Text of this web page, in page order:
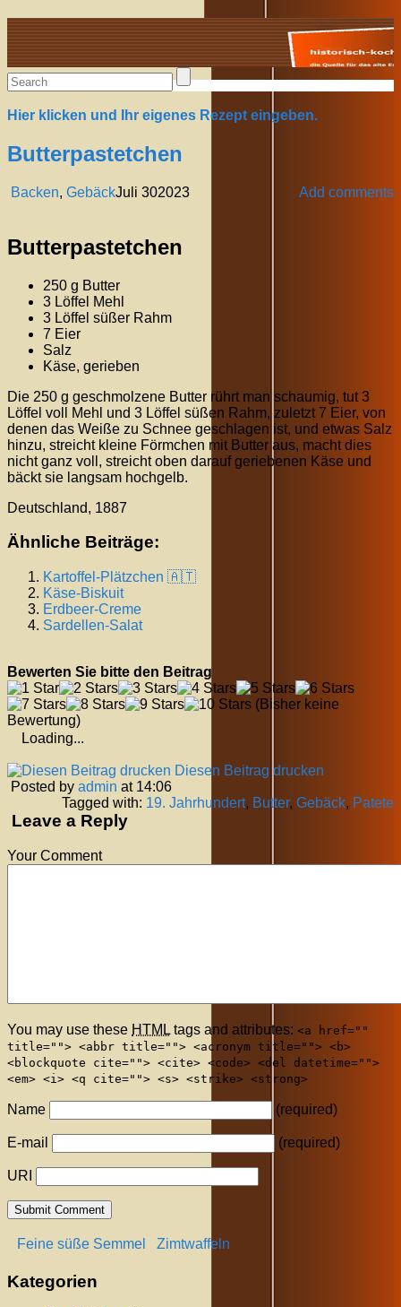
Alte Rezepte online
Hier klicken und Ihr eigenes Rezept eingeben.
Butterpastetchen
Backen, Gebäck Add comments
Juli 302023
Butterpastetchen
250 g Butter
3 Löffel Mehl
3 Löffel süßer Rahm
7 Eier
Salz
Käse, gerieben
Die 250 g geschmolzene Butter rührt man schaumig, tut 3
Löffel voll Mehl und 3 Löffel süßen Rahm, zuletzt 7 Eier, von
denen das Weiße zu Schnee geschlagen ist, und etwas Salz
hinzu, streicht kleine Förmchen mit Butter aus, macht dies
nicht ganz voll, streicht oben darauf geriebenen Käse und
bäckt sie langsam hochgelb.
Deutschland, 1887
Ähnliche Beiträge:
Kartoffel-Plätzchen 🇦🇹
Käse-Biskuit
Erdbeer-Creme
Sardellen-Salat
Bewerten Sie bitte den Beitrag
(Bisher keine
Bewertung)
Loading...
Diesen Beitrag drucken
Posted by admin at 14:06
Tagged with: 19. Jahrhundert, Butter, Gebäck, Patete
Leave a Reply
Your Comment
You may use these HTML tags and attributes: <a href=""
title=""> <abbr title=""> <acronym title=""> <b>
<blockquote cite=""> <cite> <code> <del datetime="">
<em> <i> <q cite=""> <s> <strike> <strong>
Name (required)
E-mail (required)
URI
Feine süße Semmel Zimtwaffeln
Kategorien